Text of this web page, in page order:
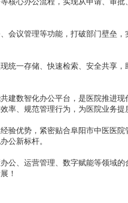
会议管理等功能，打破部门壁垒
统一存储、快速检索、安全共享
建数智化办公平台，是医院推进
、规范管理行为，为医院业务提
验优势，紧密贴合阜阳市中医医
公新标杆。
、运营管理、数字赋能等领域的
！